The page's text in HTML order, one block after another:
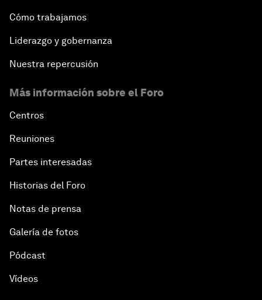
Cómo trabajamos
Liderazgo y gobernanza
Nuestra repercusión
Más información sobre el Foro
Centros
Reuniones
Partes interesadas
Historias del Foro
Notas de prensa
Galería de fotos
Pódcast
Vídeos